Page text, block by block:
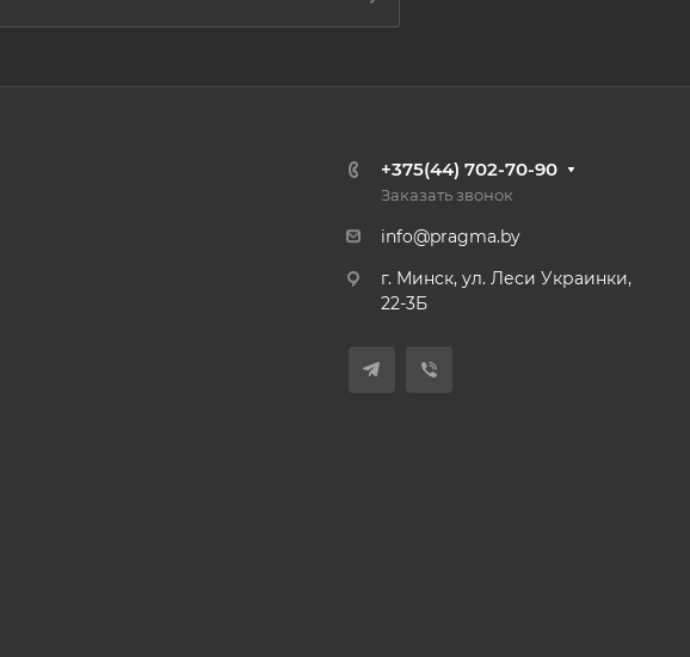
+375(44) 702-70-90
Заказать звонок
info@pragma.by
г. Минск, ул. Леси Украинки,
22-3Б